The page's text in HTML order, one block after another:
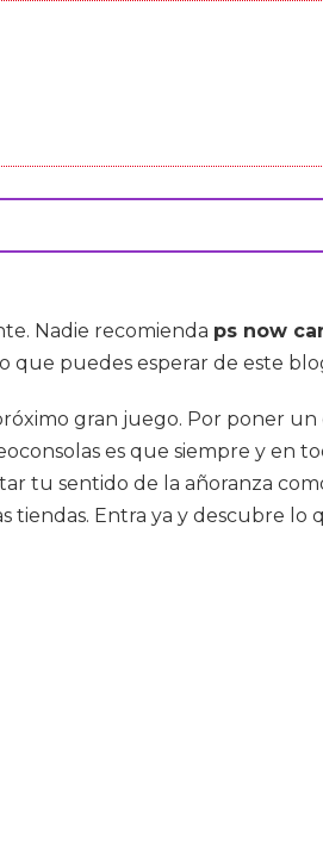
Nadie recomienda ps now
que puedes esperar de este
gran juego. Por poner un
es que siempre y
sentido de la añoranza
tiendas. Entra ya y descubre lo